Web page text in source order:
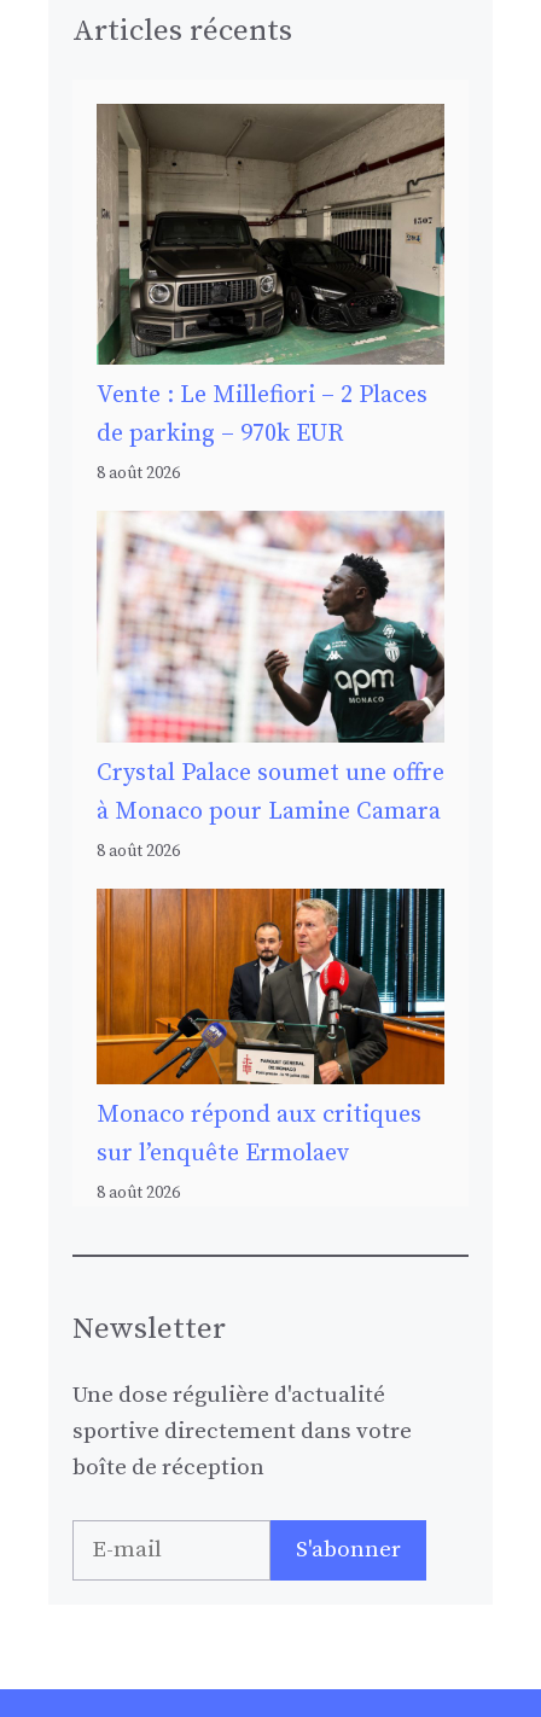
Articles récents
Vente : Le Millefiori – 2 Places
de parking – 970k EUR
8 août 2026
Crystal Palace soumet une offre
à Monaco pour Lamine Camara
8 août 2026
Monaco répond aux critiques
sur l’enquête Ermolaev
8 août 2026
Newsletter
Une dose régulière d'actualité
sportive directement dans votre
boîte de réception